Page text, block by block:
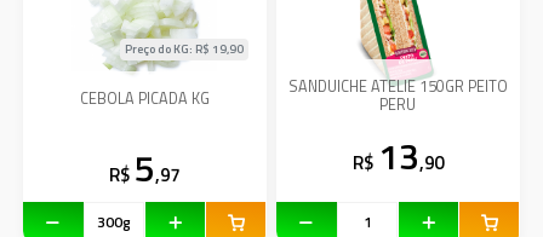
CEBOLA PICADA KG
Preço do KG: R$ 19,90
R$ 5,97
SANDUICHE ATELIE 150GR PEITO
PERU
R$ 13,90